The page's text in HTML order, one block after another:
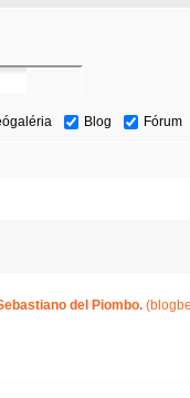
Blog Fórum
del Piombo.